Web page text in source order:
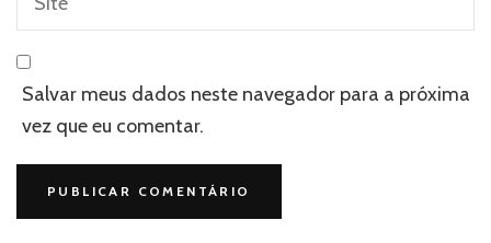
Salvar meus dados neste navegador para a próxima
vez que eu comentar.